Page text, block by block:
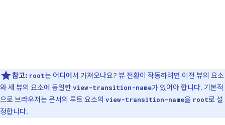
참고: root는 어디에서 가져오나요? 뷰 전환이 작동하려면 이전 뷰의 요소
와 새 뷰의 요소에 동일한 view-transition-name가 있어야 합니다. 기본적
으로 브라우저는 문서의 루트 요소의 view-transition-name을 root로 설
정합니다.